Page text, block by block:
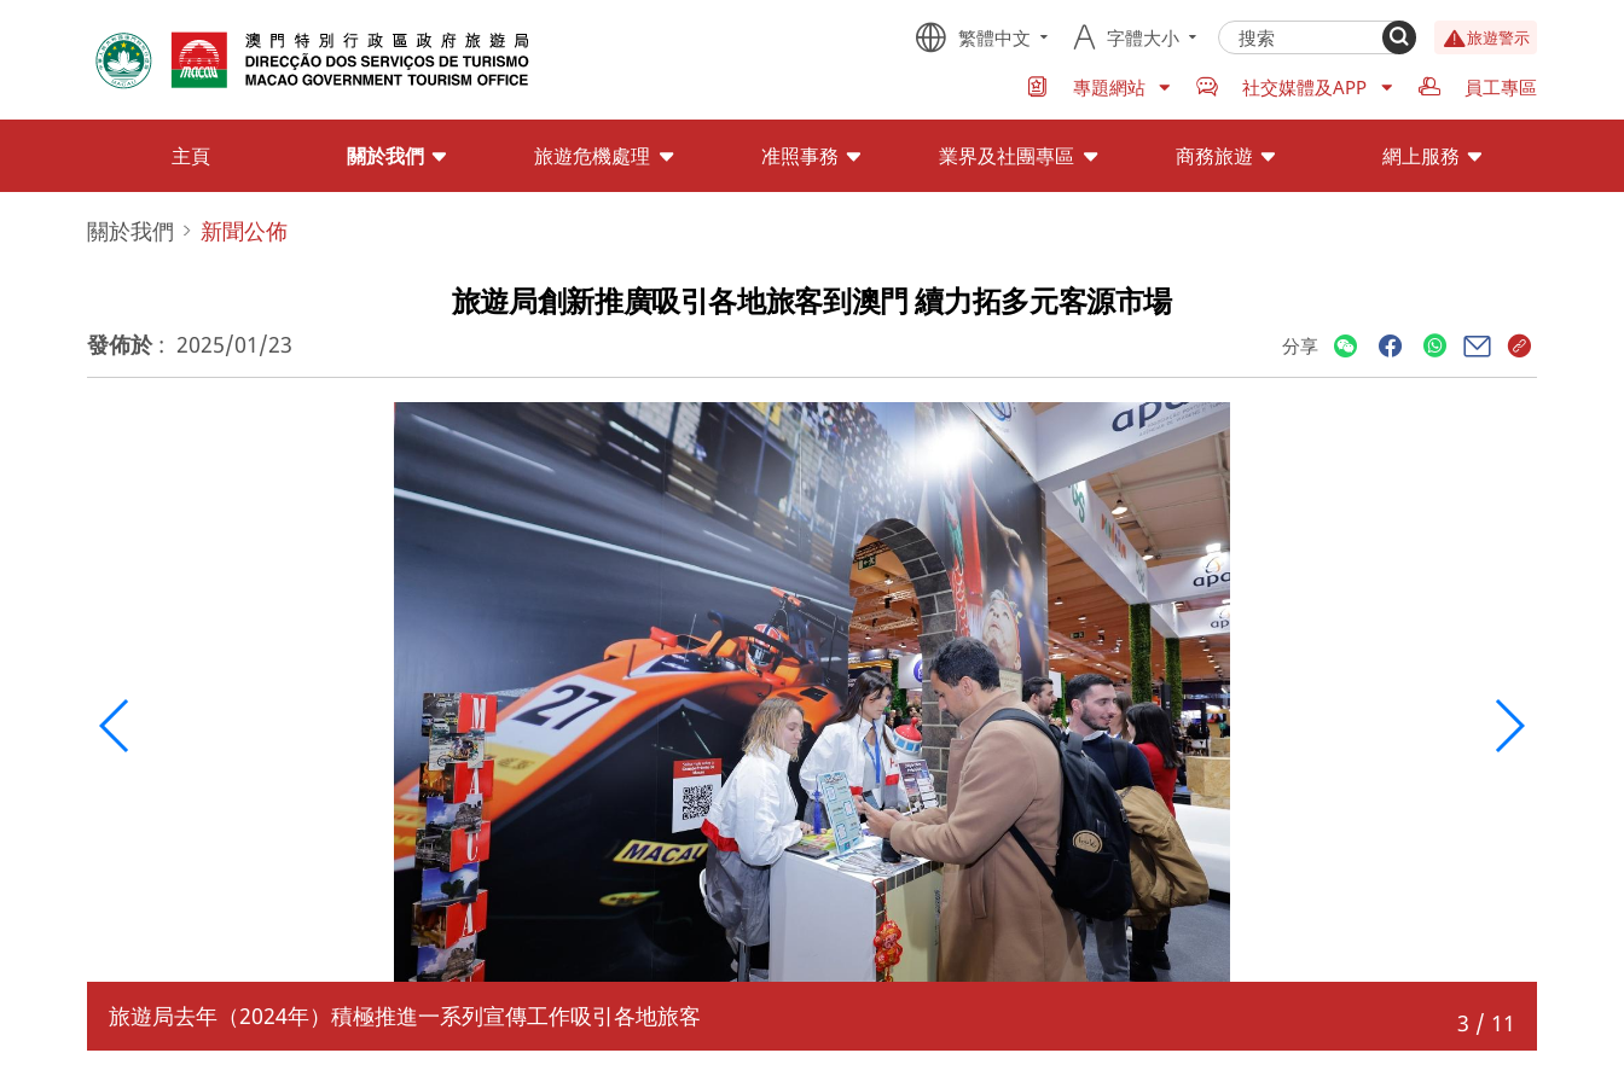
繁體中文 字體大小 旅遊警示
專題網站 社交媒體及APP 員工專區
主頁 關於我們 旅遊危機處理 准照事務 業界及社團專區 商務旅遊 網上服務
關於我們 新聞公佈
旅遊局創新推廣吸引各地旅客到澳門 續力拓多元客源市場
發佈於 : 2025/01/23 分享
旅遊局去年（2024年）積極推進一系列宣傳工作吸引各地旅客 3 / 11